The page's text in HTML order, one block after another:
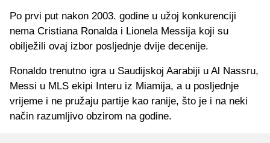
Po prvi put nakon 2003. godine u užoj konkurenciji
nema Cristiana Ronalda i Lionela Messija koji su
obilježili ovaj izbor posljednje dvije decenije.
Ronaldo trenutno igra u Saudijskoj Aarabiji u Al Nassru,
Messi u MLS ekipi Interu iz Miamija, a u posljednje
vrijeme i ne pružaju partije kao ranije, što je i na neki
način razumljivo obzirom na godine.